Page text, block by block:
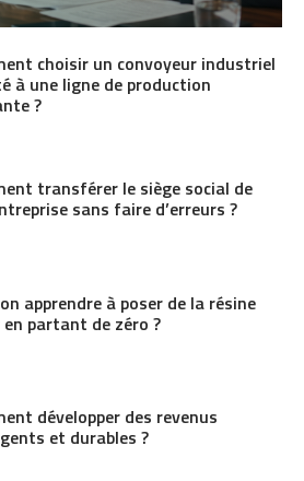
choisir un convoyeur industriel
à une ligne de production
?
transférer le siège social de
sans faire d’erreurs ?
apprendre à poser de la résine
en partant de zéro ?
développer des revenus
et durables ?